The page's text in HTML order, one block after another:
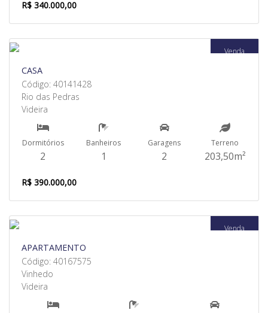
R$ 340.000,00
Venda
CASA
Código: 40141428
Rio das Pedras
Videira
Dormitórios
2
Banheiros
1
Garagens
2
Terreno
203,50m²
R$ 390.000,00
Venda
APARTAMENTO
Código: 40167575
Vinhedo
Videira